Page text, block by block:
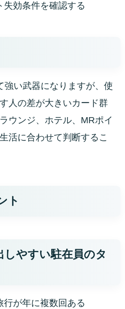
効条件を確認する
強い武器になりますが、使
人の差が大きいカード群
ウンジ、ホテル、MRポイ
活に合わせて判断するこ
ト
やすい駐在員のタ
が年に複数回ある